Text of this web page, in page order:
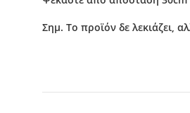
Σημ. Το προϊόν δε λεκιάζει,